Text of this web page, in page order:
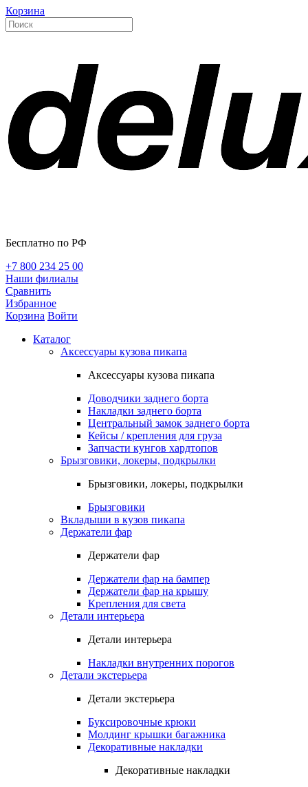
Корзина
Бесплатно по РФ
+7 800 234 25 00
Наши филиалы
Сравнить
Избранное
Корзина Войти
Каталог
Аксессуары кузова пикапа
Аксессуары кузова пикапа
Доводчики заднего борта
Накладки заднего борта
Центральный замок заднего борта
Кейсы / крепления для груза
Запчасти кунгов хардтопов
Брызговики, локеры, подкрылки
Брызговики, локеры, подкрылки
Брызговики
Вкладыши в кузов пикапа
Держатели фар
Держатели фар
Держатели фар на бампер
Держатели фар на крышу
Крепления для света
Детали интерьера
Детали интерьера
Накладки внутренних порогов
Детали экстерьера
Детали экстерьера
Буксировочные крюки
Молдинг крышки багажника
Декоративные накладки
Декоративные накладки